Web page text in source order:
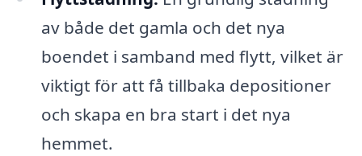
av både det gamla och det nya
boendet i samband med flytt, vilket är
viktigt för att få tillbaka depositioner
och skapa en bra start i det nya
hemmet.